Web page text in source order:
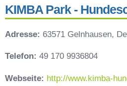
KIMBA Park -
Adresse: 63571 Gelnhausen,
Telefon: 49 170 9936804
Webseite: http://www.kimba-